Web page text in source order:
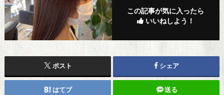
この記事が気に入ったら
いいねしよう！
ポスト シェア
はてブ 送る